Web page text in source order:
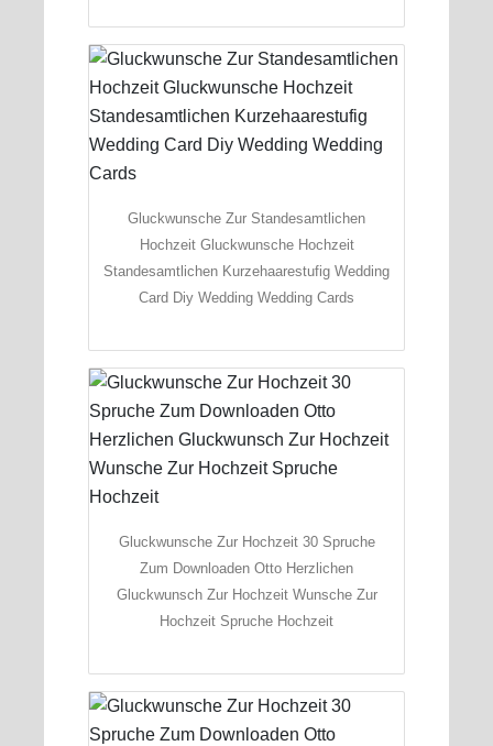
Gluckwunsche Zur Standesamtlichen
Hochzeit Gluckwunsche Hochzeit
Standesamtlichen Kurzehaarestufig Wedding
Card Diy Wedding Wedding Cards
Gluckwunsche Zur Hochzeit 30 Spruche
Zum Downloaden Otto Herzlichen
Gluckwunsch Zur Hochzeit Wunsche Zur
Hochzeit Spruche Hochzeit